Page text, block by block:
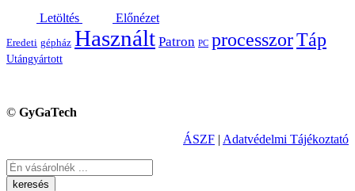
Letöltés Előnézet
Eredeti gépház Használt Patron PC processzorTáp
Utángyártott
© GyGaTech
ÁSZF | Adatvédelmi Tájékoztató
Keresés